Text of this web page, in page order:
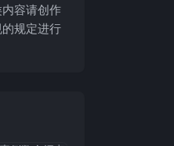
容请创作
规定进行